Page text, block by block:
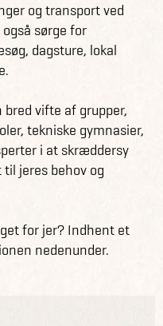
og transport ved
sørge for
dagsture, lokal
vifte af grupper,
tekniske gymnasier,
i at skræddersy
jeres behov og
for jer? Indhent et
nedenunder.